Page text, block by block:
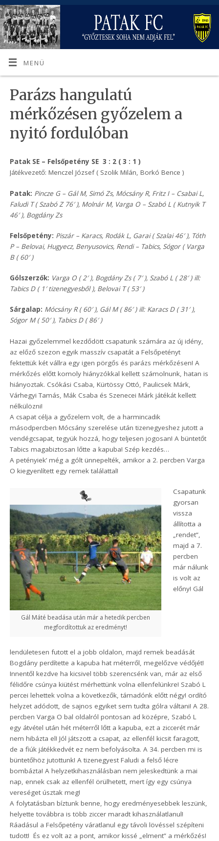
MENÜ
Parázs hangulatú
mérkőzésen győzelem a
nyitó fordulóban
Patak SE – Felsőpetény SE 3 : 2 ( 3 : 1 )
Játékvezető: Menczel József ( Szolik Milán, Borkó Bence )
Patak: Pincze G – Gál M, Simó Zs, Mócsány R, Fritz I – Csabai L,
Faludi T ( Szabó Z 76′ ), Molnár M, Varga O – Szabó L ( Kutnyik T
46′ ), Bogdány Zs
Felsőpetény: Piszár – Karacs, Rodák L, Garai ( Szalai 46′ ), Tóth
P – Belovai, Hugyecz, Benyusovics, Rendi – Tabics, Sógor ( Varga
B ( 60′ )
Gólszerzők: Varga O ( 2′ ), Bogdány Zs ( 7′ ), Szabó L ( 28′ ) ill:
Tabics D ( 1′ tizenegyesből ), Belovai T ( 53′ )
Sárgalap: Mócsány R ( 60′ ), Gál M ( 86′ ) ill: Karacs D ( 31′ ),
Sógor M ( 50′ ), Tabics D ( 86′ )
Hazai győzelemmel kezdődött csapatunk számára az új idény,
az előző szezon egyik masszív csapatát a Felsőpetényt
fektettük két vállra egy igen pörgős és parázs mérkőzésen! A
mérkőzés előtt komoly hiányzókkal kellett számolnunk, hatan is
hiányoztak. Csókási Csaba, Kürtössy Ottó, Paulicsek Márk,
Várhegyi Tamás, Mák Csaba és Szenecei Márk játékát kellett
nélkülözni!
A csapat célja a győzelem volt, de a harmincadik
másodpercben Mócsány szerelése után tizenegyeshez jutott a
vendégcsapat, tegyük hozzá, hogy teljesen jogosan! A büntetőt
Tabics magabiztosan lőtte a kapuba! Szép kezdés…
A petényiek’ még a gólt ünnepelték, amikor a 2. percben Varga
O kiegyenlített egy remek találattal!
Gál Máté beadása után már a hetedik percben
megfordítottuk az eredményt!
Csapatunk
gyorsan
vissza
állította a
„rendet”,
majd a 7.
percben
már nálunk
is volt az
előny! Gál
lendületesen futott el a jobb oldalon, majd remek beadását
Bogdány perdítette a kapuba hat méterről, megelőzve védőjét!
Innentől kezdve ha kicsivel több szerencsénk van, már az első
félidőre csúnya kiütést mérhettünk volna ellenfelünkre! Szabó L
percei lehettek volna a következők, támadónk előtt négy! ordító
helyzet adódott, de sajnos egyiket sem tudta gólra váltani! A 28.
percben Varga O bal oldalról pontosan ad középre, Szabó L
egy átvétel után hét méterről lőtt a kapuba, ezt a ziccerét már
nem hibázta el! Jól játszott a csapat, az ellenfél kicsit faragott,
de a fiúk játékkedvét ez nem befolyásolta. A 34. percben mi is
büntetőhöz jutottunk! A tizenegyest Faludi a felső lécre
bombázta! A helyzetkihasználásban nem jeleskedtünk a mai
nap, ennek csak az ellenfél örülhetett, mert így egy csúnya
vereséget úsztak meg!
A folytatásban bíztunk benne, hogy eredményesebbek leszünk,
helyette továbbra is több ziccer maradt kihasználatlanul!
Ráadásul a Felsőpetény váratlanul egy távoli lövéssel szépíteni
tudott! És ez volt az a pont, amikor kissé „elment” a mérkőzés!